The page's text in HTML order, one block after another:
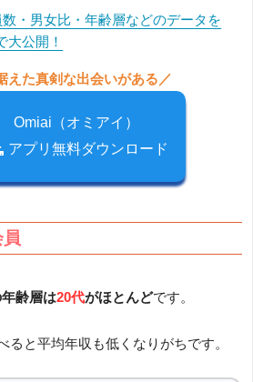
・男女比・年齢層などのデータを
大公開！
えた真剣な出会いがある／
Omiai（オミアイ）
アプリ無料ダウンロード
齢層は20代がほとんどです。
ると平均年収も低くなりがちです。